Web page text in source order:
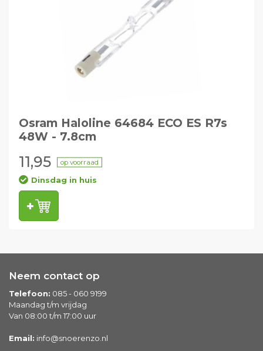
Osram Haloline 64684 ECO ES R7s
48W - 7.8cm
11,95 op voorraad
Dinsdag in huis
Neem contact op
Telefoon: 085 - 060 9199
Maandag t/m vrijdag
Van 08:00 t/m 17:00 uur
Email: info@snoerenzo.nl